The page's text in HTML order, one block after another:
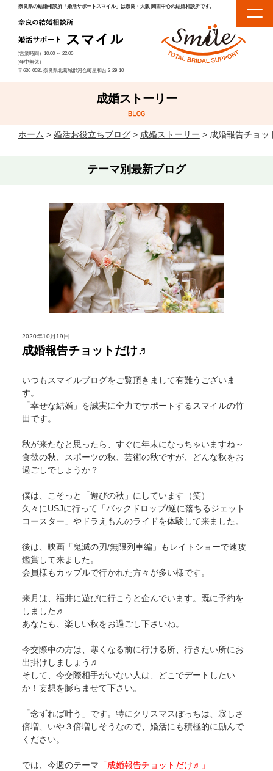
奈良県の結婚相談所「婚活サポートスマイル」は奈良・大阪 関西中心の結婚相談所です。
（営業時間）10:00 ～22:00
（年中無休）
〒636-0081 奈良県北葛城郡河合町星和台 2-29-10
成婚ストーリー
ホーム > 婚活お役立ちブログ> 成婚ストーリー > 成婚報告チョ
テーマ別最新ブログ
2020年10月19日
成婚報告チョットだけ♬
いつもスマイルブログをご覧頂きまして有難うございま
す。
「幸せな結婚」を誠実に全力でサポートするスマイルの竹
田です。
秋が来たなと思ったら、すぐに年末になっちゃいますね～
食欲の秋、スポーツの秋、芸術の秋ですが、どんな秋をお
過ごしでしょうか？
僕は、こそっと「遊びの秋」にしています（笑）
久々にUSJに行って「バックドロップ/逆に落ちるジェット
コースター」やドラえもんのライドを体験して来ました。
後は、映画「鬼滅の刃/無限列車編」もレイトショーで速攻
鑑賞して来ました。
会員様もカップルで行かれた方々が多い様です。
来月は、福井に遊びに行こうと企んでいます。既に予約を
しました♬
あなたも、楽しい秋をお過ごし下さいね。
今交際中の方は、寒くなる前に行ける所、行きたい所にお
出掛けしましょう♬
そして、今交際相手がいない人は、どこでデートしたい
か！妄想を膨らませて下さい。
「念ずれば叶う」です。特にクリスマスぼっちは、寂しさ
倍増、いや３倍増しそうなので、婚活にも積極的に励んで
ください。
では、今週のテーマ 「成婚報告チョットだけ♬」